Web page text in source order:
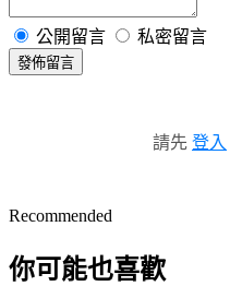
公開留言 私密留言
發佈留言
請先 登入
Recommended
你可能也喜歡